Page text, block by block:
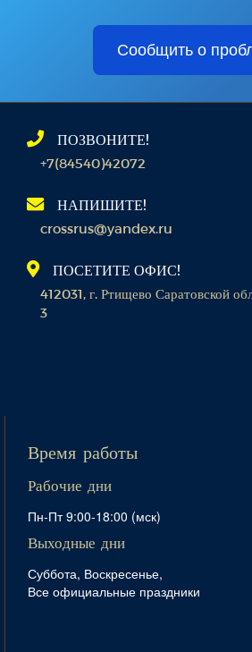
Сообщить о
ПОЗВОНИТЕ!
+7(84540)42072
НАПИШИТЕ!
crossrus@yandex.ru
ПОСЕТИТЕ ОФИС!
412031, г. Ртищево Саратовской
3
Время работы
Рабочие дни
Пн-Пт 9:00-18:00 (мск)
Выходные дни
Суббота, Воскресенье,
Все официальные праздники